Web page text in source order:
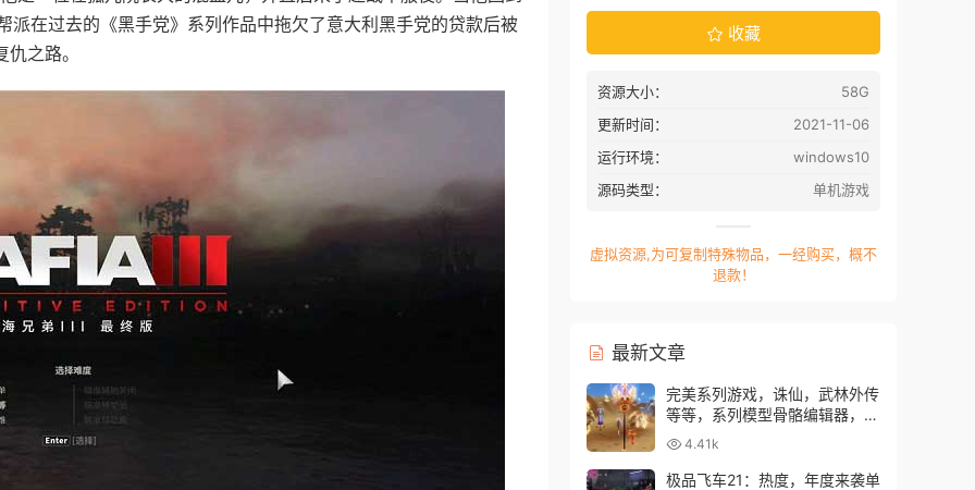
系统V6.0.0开源系统对接易支付插件
在过去的《黑手党》系列作品中拖欠了意大利黑手党的贷款后被
之路。
收藏
资源大小：
58G
更新时间：
2021-11-06
运行环境：
windows10
源码类型：
单机游戏
虚拟资源,为可复制特殊物品，一经购买，概不
退款！
最新文章
完美系列游戏，诛仙，武林外传
等等，系列模型骨骼编辑器，修
改模型角色利器
4.41k
极品飞车21：热度，年度来袭单